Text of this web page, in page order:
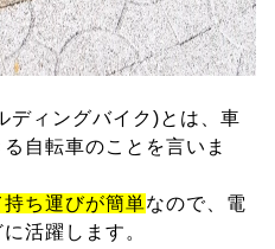
ディングバイク)とは、車
自転車のことを言いま
ち運びが簡単なので、電
活躍します。